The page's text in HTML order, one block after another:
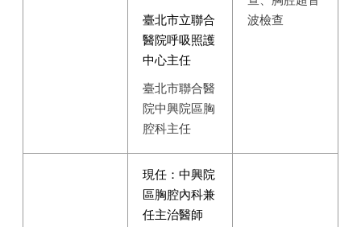
臺北市立聯合
醫院呼吸照護
中心主任
臺北市聯合醫
院中興院區胸
腔科主任
波檢查
現任：中興院
區胸腔內科兼
任主治醫師